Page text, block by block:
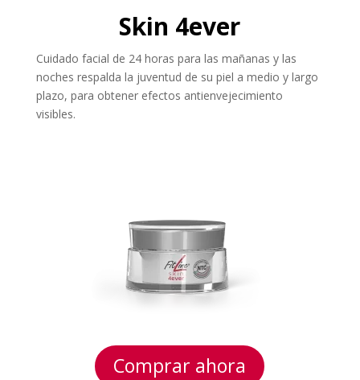
Skin 4ever
Cuidado facial de 24 horas para las mañanas y las
noches respalda la juventud de su piel a medio y largo
plazo, para obtener efectos antienvejecimiento
visibles.
Comprar ahora